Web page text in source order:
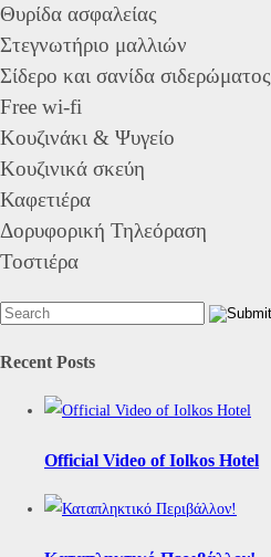
Θυρίδα ασφαλείας
Στεγνωτήριο μαλλιών
Σίδερο και σανίδα σιδερώματος
Free wi-fi
Κουζινάκι & Ψυγείο
Κουζινικά σκεύη
Καφετιέρα
Δορυφορική Τηλεόραση
Τοστιέρα
Recent Posts
Official Video of Iolkos Hotel